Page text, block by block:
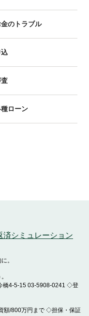
金のトラブル
ローン
済シミュレーション
。
橋4-5-15 03-5908-0241 ◇登
額/800万円まで ◇担保・保証